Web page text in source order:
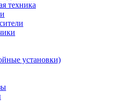
техника
установки)